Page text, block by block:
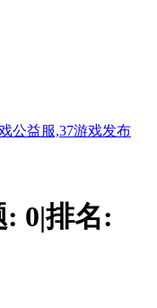
公益服,37游戏发布
: 0|排名: